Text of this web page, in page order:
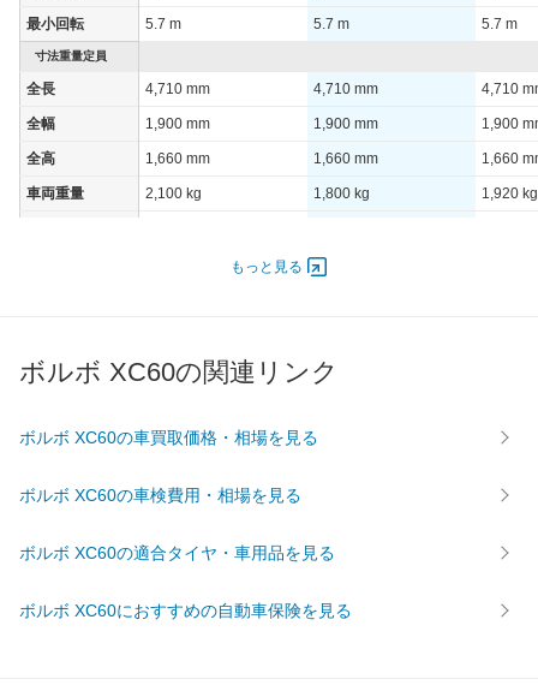
最小回転 5.7 m 5.7 m 5.7 m
寸法重量定員
全長 4,710 mm 4,710 mm 4,710
全幅 1,900 mm 1,900 mm 1,900
全高 1,660 mm 1,660 mm 1,660
車両重量 2,100 kg 1,800 kg 1,920 kg
5ドア
最高出力 186.00 [253]/ 6,500 184.00 [250]/ 5,400
タイヤ
後輪サイズ 235/60R18 235/60R18 235/
WLTC 14.3km/L -
もっと見る
ボルボ XC60の関連リンク
ボルボ XC60の車買取価格・相場を見る
ボルボ XC60の車検費用・相場を見る
ボルボ XC60の適合タイヤ・車用品を見る
ボルボ XC60におすすめの自動車保険を見る